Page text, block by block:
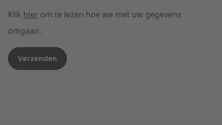
Klik hier om te lezen hoe we met uw gegevens
omgaan.